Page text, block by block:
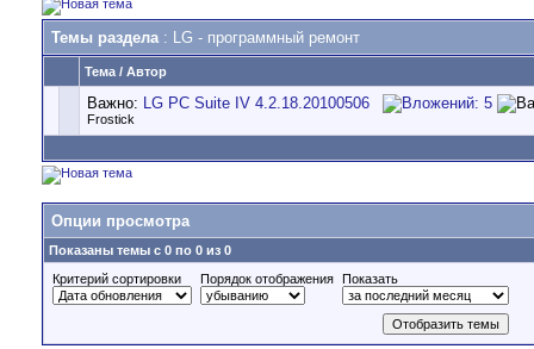
Темы раздела: LG - программный ремонт
Тема / Автор
Важно: LG PC Suite IV 4.2.18.20100506
Frostick
Опции просмотра
Показаны темы с 0 по 0 из 0
Критерий сортировки
Порядок отображения Показать